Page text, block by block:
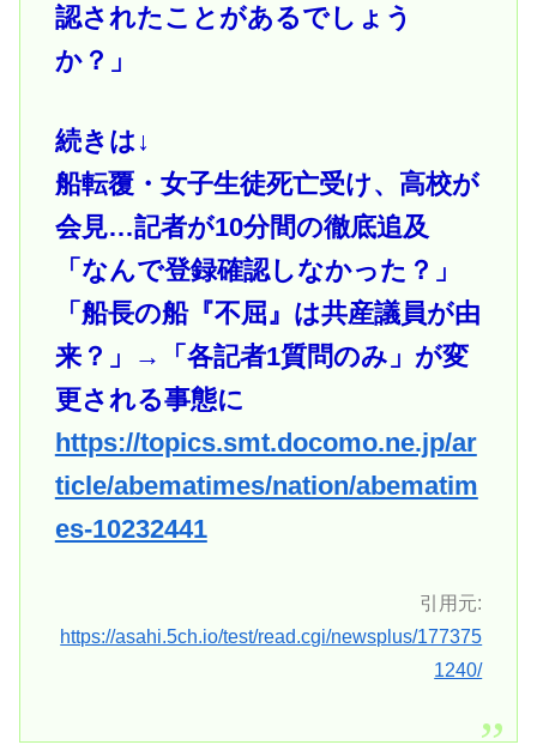
認されたことがあるでしょう
か？」
続きは↓
船転覆・女子生徒死亡受け、高校が
会見…記者が10分間の徹底追及
「なんで登録確認しなかった？」
「船長の船『不屈』は共産議員が由
来？」→「各記者1質問のみ」が変
更される事態に
https://topics.smt.docomo.ne.jp/ar
ticle/abematimes/nation/abematim
es-10232441
引用元:
https://asahi.5ch.io/test/read.cgi/newsplus/177375
1240/